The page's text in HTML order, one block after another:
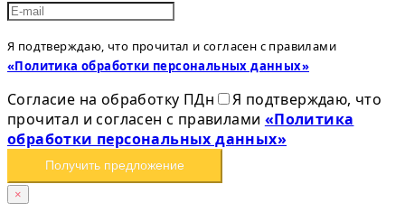
Я подтверждаю, что прочитал и согласен с правилами
«Политика обработки персональных данных»
Согласие на обработку ПДн
Я подтверждаю, что
прочитал и согласен с правилами «Политика
обработки персональных данных»
Получить предложение
×